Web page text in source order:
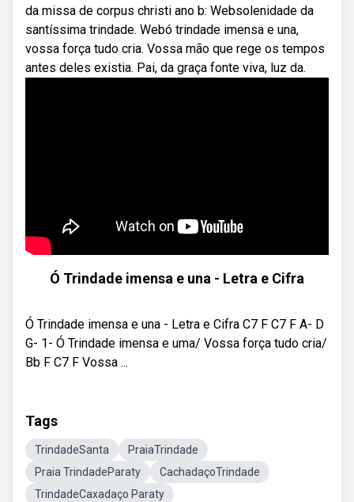
da missa de corpus christi ano b: Websolenidade da
santíssima trindade. Webó trindade imensa e una,
vossa força tudo cria. Vossa mão que rege os tempos
antes deles existia. Pai, da graça fonte viva, luz da.
Ó Trindade imensa e una - Letra e Cifra
Ó Trindade imensa e una - Letra e Cifra C7 F C7 F A- D
G- 1- Ó Trindade imensa e uma/ Vossa força tudo cria/
Bb F C7 F Vossa ...
Tags
TrindadeSanta
PraiaTrindade
Praia TrindadeParaty
CachadaçoTrindade
TrindadeCaxadaço Paraty